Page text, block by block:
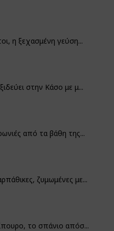
η ξεχασμένη γεύση...
στην Κάσο με μ...
από τα βάθη της...
ζυμωμένες με...
το σπάνιο απόσ...